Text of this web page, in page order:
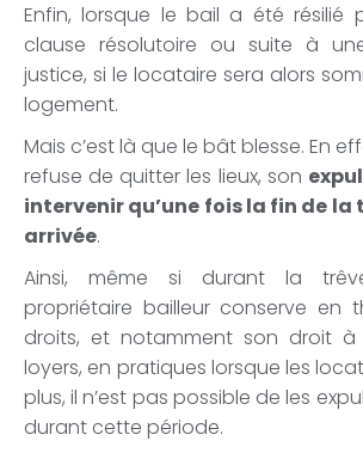
Enfin, lorsque le bail a été résilié
clause résolutoire ou suite à
justice, si le locataire sera alors
logement.
Mais c’est là que le bât blesse. En
refuse de quitter les lieux, son
intervenir qu’une fois la fin de la
arrivée.
Ainsi, même si durant la
propriétaire bailleur conserve en
droits, et notamment son droit à
loyers, en pratiques lorsque les
plus, il n’est pas possible de les
durant cette période.